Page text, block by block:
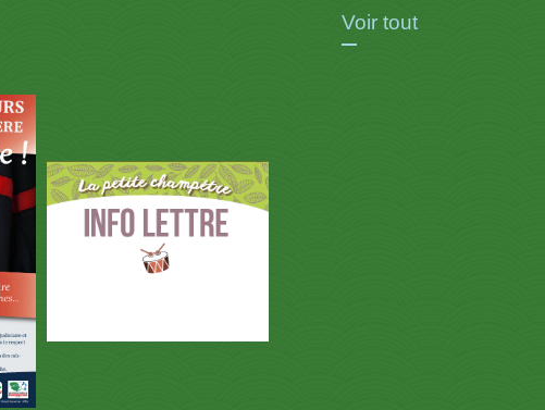
Voir tout